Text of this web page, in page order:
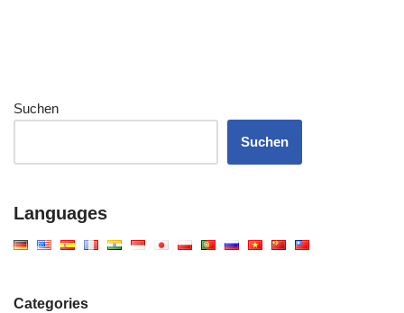
Suchen
Suchen
Languages
Categories